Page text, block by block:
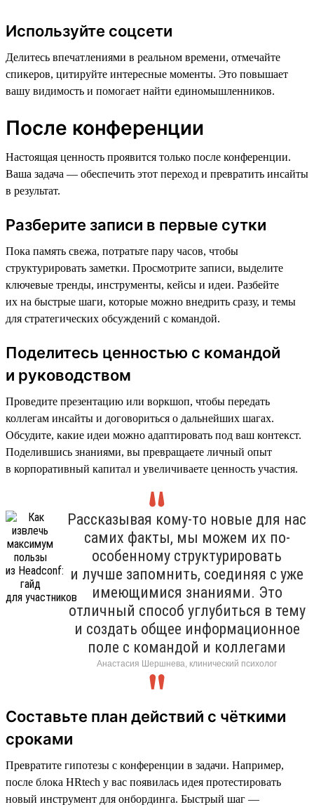
Используйте соцсети
Делитесь впечатлениями в реальном времени, отмечайте
спикеров, цитируйте интересные моменты. Это повышает
вашу видимость и помогает найти единомышленников.
После конференции
Настоящая ценность проявится только после конференции.
Ваша задача — обеспечить этот переход и превратить инсайты
в результат.
Разберите записи в первые сутки
Пока память свежа, потратьте пару часов, чтобы
структурировать заметки. Просмотрите записи, выделите
ключевые тренды, инструменты, кейсы и идеи. Разбейте
их на быстрые шаги, которые можно внедрить сразу, и темы
для стратегических обсуждений с командой.
Поделитесь ценностью с командой
и руководством
Проведите презентацию или воркшоп, чтобы передать
коллегам инсайты и договориться о дальнейших шагах.
Обсудите, какие идеи можно адаптировать под ваш контекст.
Поделившись знаниями, вы превращаете личный опыт
в корпоративный капитал и увеличиваете ценность участия.
Рассказывая кому-то новые для нас
самих факты, мы можем их по-
особенному структурировать
и лучше запомнить, соединяя с уже
имеющимися знаниями. Это
отличный способ углубиться в тему
и создать общее информационное
поле с командой и коллегами
Анастасия Шершнева, клинический психолог
Составьте план действий с чёткими
сроками
Превратите гипотезы с конференции в задачи. Например,
после блока HRtech у вас появилась идея протестировать
новый инструмент для онбординга. Быстрый шаг —